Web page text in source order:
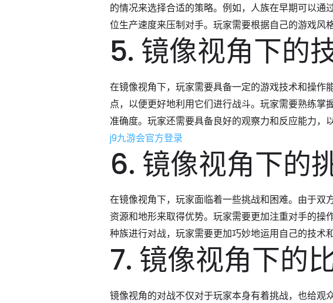
的情况来选择合适的策略。例如，人族在早期可以
位生产速度来压制对手。玩家需要根据自己的游戏风
5. 镜像视角下的
在镜像视角下，玩家需要具备一定的游戏技术和操
点，以便更好地利用它们进行战斗。玩家需要熟练
准确度。玩家还需要具备良好的观察力和反应能力，
j9九游会官方登录
6. 镜像视角下的
在镜像视角下，玩家面临着一些挑战和困难。由于
资源和地形来取得优势。玩家需要更加注重对手的
种族进行对战，玩家需要更加巧妙地运用自己的技术
7. 镜像视角下的
镜像视角的对战不仅对于玩家本身有着挑战，也给